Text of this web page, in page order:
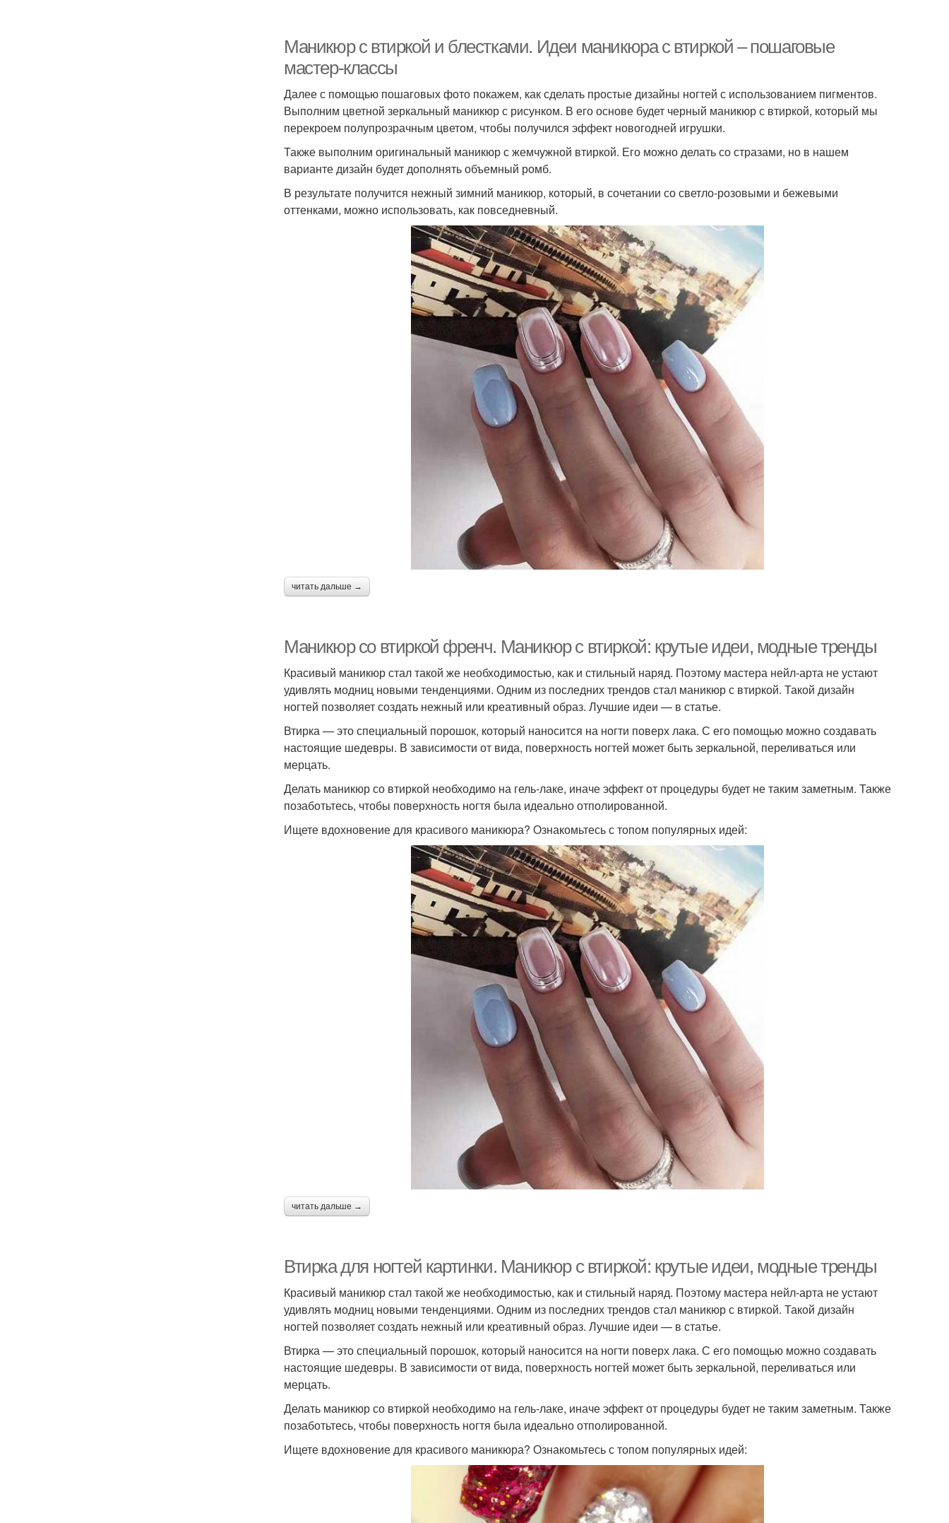
Маникюр с втиркой и блестками. Идеи маникюра с втиркой – пошаговые
мастер-классы
Далее с помощью пошаговых фото покажем, как сделать простые дизайны ногтей с использованием пигментов.
Выполним цветной зеркальный маникюр с рисунком. В его основе будет черный маникюр с втиркой, который мы
перекроем полупрозрачным цветом, чтобы получился эффект новогодней игрушки.
Также выполним оригинальный маникюр с жемчужной втиркой. Его можно делать со стразами, но в нашем
варианте дизайн будет дополнять объемный ромб.
В результате получится нежный зимний маникюр, который, в сочетании со светло-розовыми и бежевыми
оттенками, можно использовать, как повседневный.
читать дальше →
Маникюр со втиркой френч. Маникюр с втиркой: крутые идеи, модные тренды
Красивый маникюр стал такой же необходимостью, как и стильный наряд. Поэтому мастера нейл-арта не устают
удивлять модниц новыми тенденциями. Одним из последних трендов стал маникюр с втиркой. Такой дизайн
ногтей позволяет создать нежный или креативный образ. Лучшие идеи — в статье.
Втирка — это специальный порошок, который наносится на ногти поверх лака. С его помощью можно создавать
настоящие шедевры. В зависимости от вида, поверхность ногтей может быть зеркальной, переливаться или
мерцать.
Делать маникюр со втиркой необходимо на гель-лаке, иначе эффект от процедуры будет не таким заметным. Также
позаботьтесь, чтобы поверхность ногтя была идеально отполированной.
Ищете вдохновение для красивого маникюра? Ознакомьтесь с топом популярных идей:
читать дальше →
Втирка для ногтей картинки. Маникюр с втиркой: крутые идеи, модные тренды
Красивый маникюр стал такой же необходимостью, как и стильный наряд. Поэтому мастера нейл-арта не устают
удивлять модниц новыми тенденциями. Одним из последних трендов стал маникюр с втиркой. Такой дизайн
ногтей позволяет создать нежный или креативный образ. Лучшие идеи — в статье.
Втирка — это специальный порошок, который наносится на ногти поверх лака. С его помощью можно создавать
настоящие шедевры. В зависимости от вида, поверхность ногтей может быть зеркальной, переливаться или
мерцать.
Делать маникюр со втиркой необходимо на гель-лаке, иначе эффект от процедуры будет не таким заметным. Также
позаботьтесь, чтобы поверхность ногтя была идеально отполированной.
Ищете вдохновение для красивого маникюра? Ознакомьтесь с топом популярных идей: